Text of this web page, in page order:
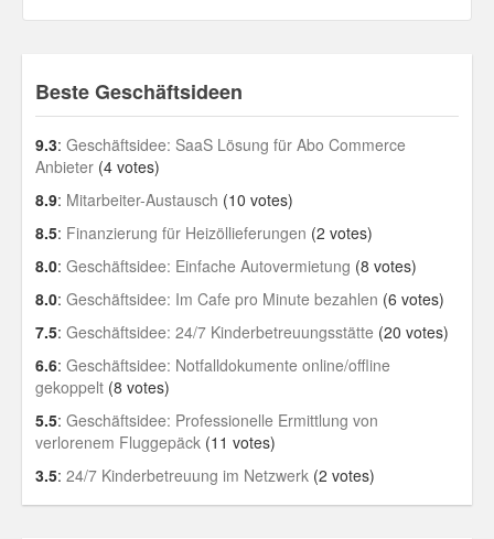
Personal
Travel
Gin & Tonic Ranking
Sideblog
Beste Geschäftsideen
9.3: Geschäftsidee: SaaS Lösung für Abo Commerce
Anbieter (4 votes)
8.9: Mitarbeiter-Austausch (10 votes)
8.5: Finanzierung für Heizöllieferungen (2 votes)
8.0: Geschäftsidee: Einfache Autovermietung (8 votes)
8.0: Geschäftsidee: Im Cafe pro Minute bezahlen (6 votes)
7.5: Geschäftsidee: 24/7 Kinderbetreuungsstätte (20 votes)
6.6: Geschäftsidee: Notfalldokumente online/offline
gekoppelt (8 votes)
5.5: Geschäftsidee: Professionelle Ermittlung von
verlorenem Fluggepäck (11 votes)
3.5: 24/7 Kinderbetreuung im Netzwerk (2 votes)